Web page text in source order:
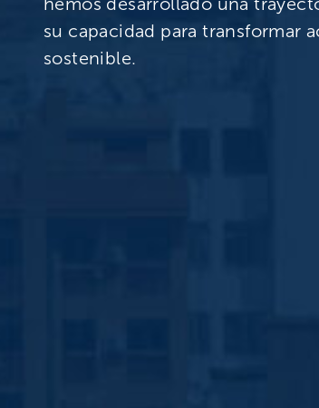
su capacidad para transformar
sostenible.